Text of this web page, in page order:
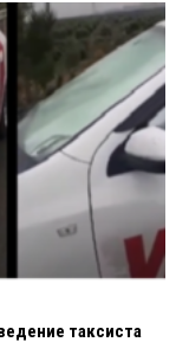
таксиста